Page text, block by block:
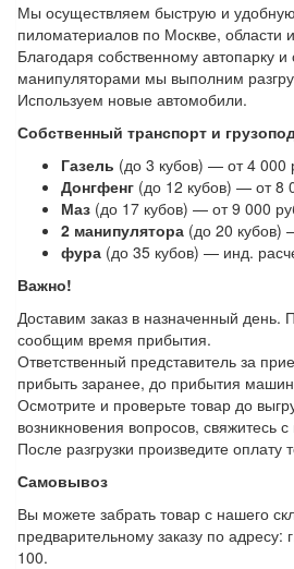
Мы осуществляем быструю и удобную
пиломатериалов по Москве, области
Благодаря собственному автопарку и
манипуляторами мы выполним
Используем новые автомобили.
Собственный транспорт и
Газель (до 3 кубов) — от 4 000
Донгфенг (до 12 кубов) — от 8
Маз (до 17 кубов) — от 9 000
2 манипулятора (до 20 кубов)
фура (до 35 кубов) — инд.
Важно!
Доставим заказ в назначенный день.
сообщим время прибытия.
Ответственный представитель за
прибыть заранее, до прибытия
Осмотрите и проверьте товар до
возникновения вопросов, свяжитесь
После разгрузки произведите оплату
Самовывоз
Вы можете забрать товар с нашего
предварительному заказу по
100.